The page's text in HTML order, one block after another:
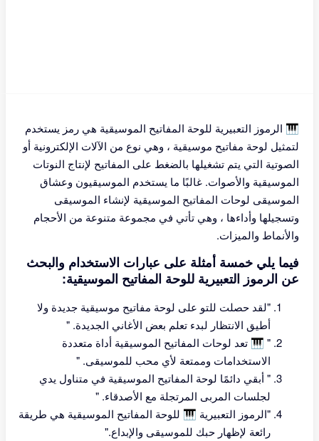
🎹 الرموز التعبيرية للوحة المفاتيح الموسيقية هي رمز يستخدم
لتمثيل لوحة مفاتيح موسيقية ، وهي نوع من الآلات الإلكترونية أو
الصوتية التي يتم تشغيلها بالضغط على المفاتيح لإنتاج النوتات
الموسيقية والأصوات. غالبًا ما يستخدم الموسيقيون وعشاق
الموسيقى لوحات المفاتيح الموسيقية لإنشاء الموسيقى
وتسجيلها وأداءها ، وهي تأتي في مجموعة متنوعة من الأحجام
والأنماط والميزات.
فيما يلي خمسة أمثلة على عبارات الاستخدام والبحث
عن الرموز التعبيرية للوحة المفاتيح الموسيقية:
"لقد حصلت للتو على لوحة مفاتيح موسيقية جديدة ولا
أطيق الانتظار لبدء تعلم بعض الأغاني الجديدة. "
" 🎹 تعد لوحات المفاتيح الموسيقية أداة متعددة
الاستخدامات وممتعة لأي محب للموسيقى. "
" أبقي دائمًا لوحة المفاتيح الموسيقية في متناول يدي
لجلسات المربى المرتجلة مع الأصدقاء. "
"الرموز التعبيرية 🎹 للوحة المفاتيح الموسيقية هي طريقة
رائعة لإظهار حبك للموسيقى والإبداع."